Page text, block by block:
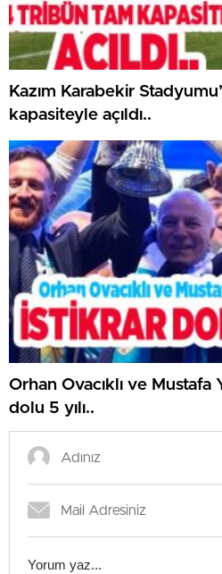
Kazım Karabekir
kapasiteyle açıldı..
Orhan Ovacıklı ve Mustafa
dolu 5 yılı..